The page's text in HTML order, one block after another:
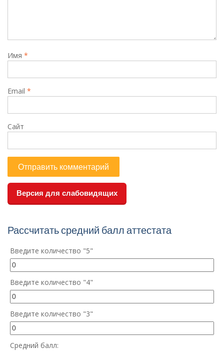
Имя *
Email *
Сайт
Версия для слабовидящих
Рассчитать средний балл аттестата
Введите количество "5"
Введите количество "4"
Введите количество "3"
Средний балл: